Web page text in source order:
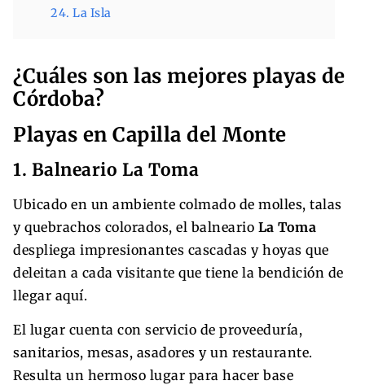
24. La Isla
¿Cuáles son las mejores playas de
Córdoba?
Playas en Capilla del Monte
1. Balneario La Toma
Ubicado en un ambiente colmado de molles, talas
y quebrachos colorados, el balneario La Toma
despliega impresionantes cascadas y hoyas que
deleitan a cada visitante que tiene la bendición de
llegar aquí.
El lugar cuenta con servicio de proveeduría,
sanitarios, mesas, asadores y un restaurante.
Resulta un hermoso lugar para hacer base